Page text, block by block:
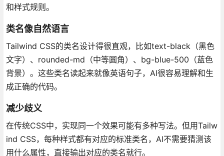
和样式规则。
类名像自然语言
Tailwind CSS的类名设计得很直观，比如text-black（黑色
文字）、rounded-md（中等圆角）、bg-blue-500（蓝色
背景）。这些类名读起来就像英语句子，AI很容易理解和生
成正确的代码。
减少歧义
在传统CSS中，实现同一个效果可能有多种写法。但用Tailw
ind CSS，每种样式都有对应的标准类名，AI不需要猜测该
用什么属性，直接输出对应的类名就行。